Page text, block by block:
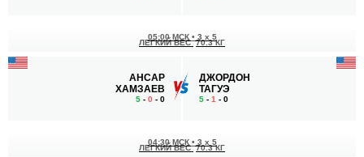
АНСАР
ХАМЗАЕВ
5 - 0 - 0
05:00 МСК • 3 x 5
ЛЕГКИЙ ВЕС 70.3 КГ
ДЖОРДОН
ТАГУЭ
5 - 1 - 0
04:30 МСК • 3 x 5
ЛЕГКИЙ ВЕС 70.3 КГ